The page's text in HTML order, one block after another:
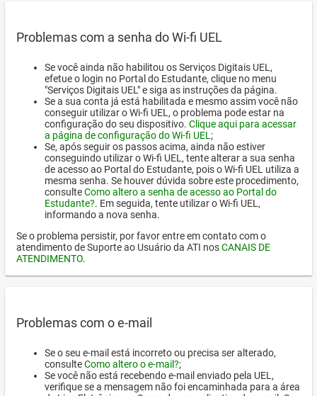
Problemas com a senha do Wi-fi UEL
Se você ainda não habilitou os Serviços Digitais UEL,
efetue o login no Portal do Estudante, clique no menu
"Serviços Digitais UEL" e siga as instruções da página.
Se a sua conta já está habilitada e mesmo assim você não
conseguir utilizar o Wi-fi UEL, o problema pode estar na
configuração do seu dispositivo. Clique aqui para acessar
a página de configuração do Wi-fi UEL ;
Se, após seguir os passos acima, ainda não estiver
conseguindo utilizar o Wi-fi UEL, tente alterar a sua senha
de acesso ao Portal do Estudante, pois o Wi-fi UEL utiliza a
mesma senha. Se houver dúvida sobre este procedimento,
consulteComo altero a senha de acesso ao Portal do
Estudante?. Em seguida, tente utilizar o Wi-fi UEL,
informando a nova senha.
Se o problema persistir, por favor entre em contato com o
atendimento de Suporte ao Usuário da ATI nosCANAIS DE
ATENDIMENTO.
Problemas com o e-mail
Se o seu e-mail está incorreto ou precisa ser alterado,
consulteComo altero o e-mail?;
Se você não está recebendo e-mail enviado pela UEL,
verifique se a mensagem não foi encaminhada para a área